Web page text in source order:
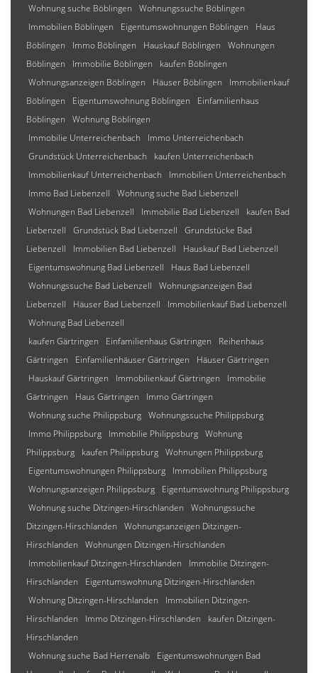
Wohnung suche Böblingen
Wohnungssuche Böblingen
Immobilien Böblingen
Eigentumswohnungen Böblingen
Haus
Böblingen
Immo Böblingen Hauskauf Böblingen
Wohnungen
Böblingen
Immobilie Böblingen
kaufen Böblingen
Wohnungsanzeigen Böblingen
Häuser Böblingen
Immobilienkauf
Böblingen
Eigentumswohnung Böblingen
Einfamilienhaus
Böblingen
Wohnung Böblingen
Immobilie Unterreichenbach
Immo Unterreichenbach
Grundstück Unterreichenbach
kaufen Unterreichenbach
Immobilienkauf Unterreichenbach
Immobilien Unterreichenbach
Immo Bad Liebenzell
Wohnung suche Bad Liebenzell
Wohnungen Bad Liebenzell
Immobilie Bad Liebenzell
kaufen Bad
Liebenzell
Grundstück Bad Liebenzell
Grundstücke Bad
Liebenzell
Immobilien Bad Liebenzell
Hauskauf Bad Liebenzell
Eigentumswohnung Bad Liebenzell
Haus Bad Liebenzell
Wohnungssuche Bad Liebenzell
Wohnungsanzeigen Bad
Liebenzell
Häuser Bad Liebenzell
Immobilienkauf Bad Liebenzell
Wohnung Bad Liebenzell
kaufen Gärtringen
Einfamilienhaus Gärtringen
Reihenhaus
Gärtringen
Einfamilienhäuser Gärtringen
Häuser Gärtringen
Hauskauf Gärtringen
Immobilienkauf Gärtringen
Immobilie
Gärtringen
Haus Gärtringen
Immo Gärtringen
Wohnung suche Philippsburg Wohnungssuche Philippsburg
Immo Philippsburg
Immobilie Philippsburg Wohnung
Philippsburg
kaufen Philippsburg Wohnungen Philippsburg
Eigentumswohnungen Philippsburg
Immobilien Philippsburg
Wohnungsanzeigen Philippsburg
Eigentumswohnung Philippsburg
Wohnung suche Ditzingen-Hirschlanden
Wohnungssuche
Ditzingen-Hirschlanden
Wohnungsanzeigen Ditzingen-
Hirschlanden
Wohnungen Ditzingen-Hirschlanden
Immobilienkauf Ditzingen-Hirschlanden
Immobilie Ditzingen-
Hirschlanden
Eigentumswohnung Ditzingen-Hirschlanden
Wohnung Ditzingen-Hirschlanden
Immobilien Ditzingen-
Hirschlanden
Immo Ditzingen-Hirschlanden
kaufen Ditzingen-
Hirschlanden
Wohnung suche Bad Herrenalb
Eigentumswohnungen Bad